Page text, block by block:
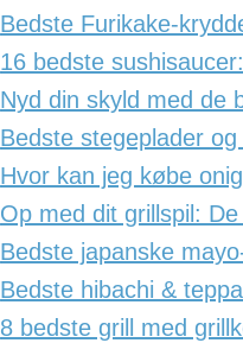
Bedste Furikake-
16 bedste
Nyd din skyld med de
Bedste stegeplader
Hvor kan jeg købe
Op med dit grillspil:
Bedste japanske
Bedste hibachi &
8 bedste grill med